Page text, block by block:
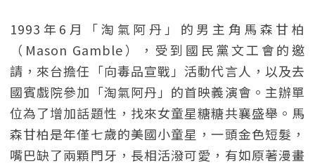
1993年6月「淘氣阿丹」的男主角馬森甘柏
（Mason Gamble），受到國民黨文工會的邀
請，來台擔任「向毒品宣戰」活動代言人，以及去
國賓戲院參加「淘氣阿丹」的首映義演會。主辦單
位為了增加話題性，找來女童星糖糖共襄盛舉。馬
森甘柏是年僅七歲的美國小童星，一頭金色短髮，
嘴巴缺了兩顆門牙，長相活潑可愛，有如原著漫畫